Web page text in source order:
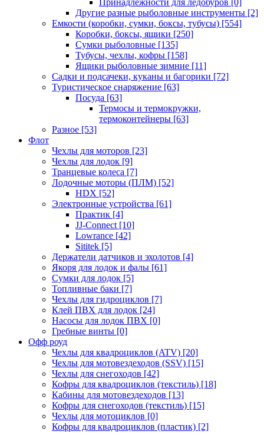
Принадлежности для ледобуров [0]
Другие разные рыболовные инструменты [2]
Емкости (коробки, сумки, боксы, тубусы) [554]
Коробки, боксы, ящики [250]
Сумки рыболовные [135]
Тубусы, чехлы, кофры [158]
Ящики рыболовные зимние [11]
Садки и подсачеки, куканы и багорики [72]
Туристическое снаряжение [63]
Посуда [63]
Термосы и термокружки,
термоконтейнеры [63]
Разное [53]
Флот
Чехлы для моторов [23]
Чехлы для лодок [9]
Транцевые колеса [7]
Лодочные моторы (ПЛМ) [52]
HDX [52]
Электронные устройства [61]
Практик [4]
JJ-Connect [10]
Lowrance [42]
Sititek [5]
Держатели датчиков и эхолотов [4]
Якоря для лодок и фалы [61]
Сумки для лодок [5]
Топливные баки [7]
Чехлы для гидроциклов [7]
Клей ПВХ для лодок [24]
Насосы для лодок ПВХ [0]
Гребные винты [0]
Офф роуд
Чехлы для квадроциклов (ATV) [20]
Чехлы для мотовездеходов (SSV) [15]
Чехлы для снегоходов [42]
Кофры для квадроциклов (текстиль) [18]
Кабины для мотовездеходов [13]
Кофры для снегоходов (текстиль) [15]
Чехлы для мотоциклов [0]
Кофры для квадроциклов (пластик) [2]